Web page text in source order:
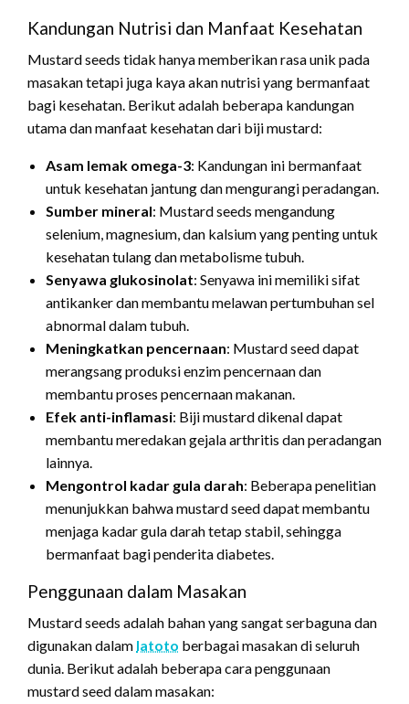
Kandungan Nutrisi dan Manfaat Kesehatan
Mustard seeds tidak hanya memberikan rasa unik pada
masakan tetapi juga kaya akan nutrisi yang bermanfaat
bagi kesehatan. Berikut adalah beberapa kandungan
utama dan manfaat kesehatan dari biji mustard:
Asam lemak omega-3: Kandungan ini bermanfaat
untuk kesehatan jantung dan mengurangi peradangan.
Sumber mineral: Mustard seeds mengandung
selenium, magnesium, dan kalsium yang penting untuk
kesehatan tulang dan metabolisme tubuh.
Senyawa glukosinolat: Senyawa ini memiliki sifat
antikanker dan membantu melawan pertumbuhan sel
abnormal dalam tubuh.
Meningkatkan pencernaan: Mustard seed dapat
merangsang produksi enzim pencernaan dan
membantu proses pencernaan makanan.
Efek anti-inflamasi: Biji mustard dikenal dapat
membantu meredakan gejala arthritis dan peradangan
lainnya.
Mengontrol kadar gula darah: Beberapa penelitian
menunjukkan bahwa mustard seed dapat membantu
menjaga kadar gula darah tetap stabil, sehingga
bermanfaat bagi penderita diabetes.
Penggunaan dalam Masakan
Mustard seeds adalah bahan yang sangat serbaguna dan
digunakan dalam latoto berbagai masakan di seluruh
dunia. Berikut adalah beberapa cara penggunaan
mustard seed dalam masakan: